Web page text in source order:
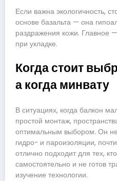
Если важна экологичность,
основе базальта — она
раздражения кожи. Главное
при укладке.
Когда стоит
а когда минвату
В ситуациях, когда балкон
простой монтаж,
оптимальным выбором. Он
гидро- и пароизоляции,
отлично подходит для тех,
самостоятельно и не готов
изучение технологии.